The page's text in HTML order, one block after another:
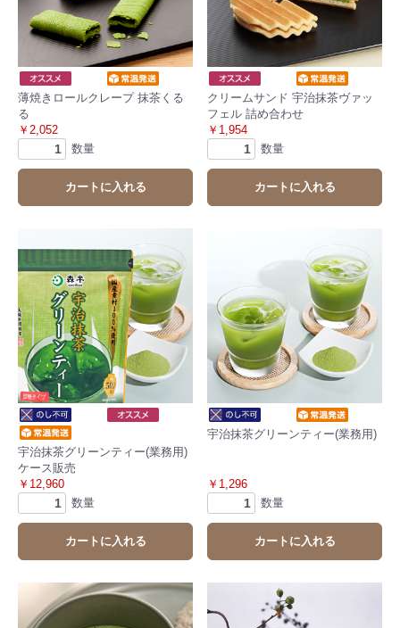
薄焼きロールクレープ 抹茶くる
る
￥2,052
数量
カートに入れる
クリームサンド 宇治抹茶ヴァッ
フェル 詰め合わせ
￥1,954
数量
カートに入れる
宇治抹茶グリーンティー(業務用)
ケース販売
￥12,960
数量
カートに入れる
宇治抹茶グリーンティー(業務用)
￥1,296
数量
カートに入れる